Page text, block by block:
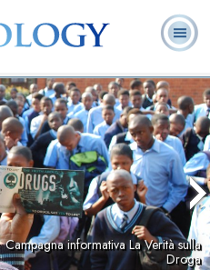
Ministri
Volontari
Domande
ricorrenti
Libri
Campagna informativa La Verità sulla
Droga